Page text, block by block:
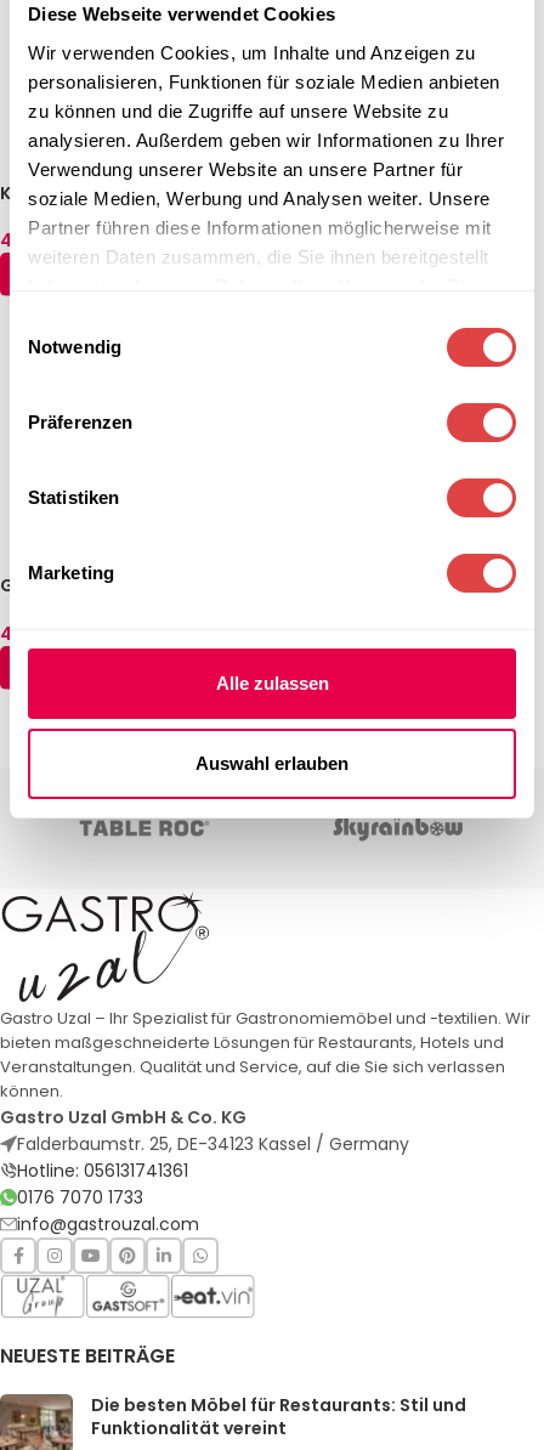
Diese Webseite verwendet Cookies
Wir verwenden Cookies, um Inhalte und Anzeigen zu
personalisieren, Funktionen für soziale Medien anbieten
zu können und die Zugriffe auf unsere Website zu
analysieren. Außerdem geben wir Informationen zu Ihrer
Verwendung unserer Website an unsere Partner für
soziale Medien, Werbung und Analysen weiter. Unsere
Partner führen diese Informationen möglicherweise mit
weiteren Daten zusammen, die Sie ihnen bereitgestellt
Notwendig
Präferenzen
Statistiken
Marketing
Alle zulassen
Auswahl erlauben
Kontaktgrill 580 x 410 x 190
(mm)
474,81€
Kontaktgrill 440 x 410 x 190
(mm)
272,51€ (inkl. MwSt.)
IN DEN WARENKORB
Gastronomie Toaster &
475,94
Kontaktgrill KG2745GDT 51 x
Gastro Uzal – Ihr Spezialist für Gastronomiemöbel und -textilien. Wir
bieten maßgeschneiderte Lösungen für Restaurants, Hotels und
Veranstaltungen. Qualität und Service, auf die Sie sich verlassen
können.
Gastro Uzal GmbH & Co. KG
Falderbaumstr. 25, DE-34123 Kassel / Germany
Hotline: 056131741361
0176 7070 1733
info@gastrouzal.com
NEUESTE BEITRÄGE
Die besten Möbel für Restaurants: Stil und
Funktionalität vereint